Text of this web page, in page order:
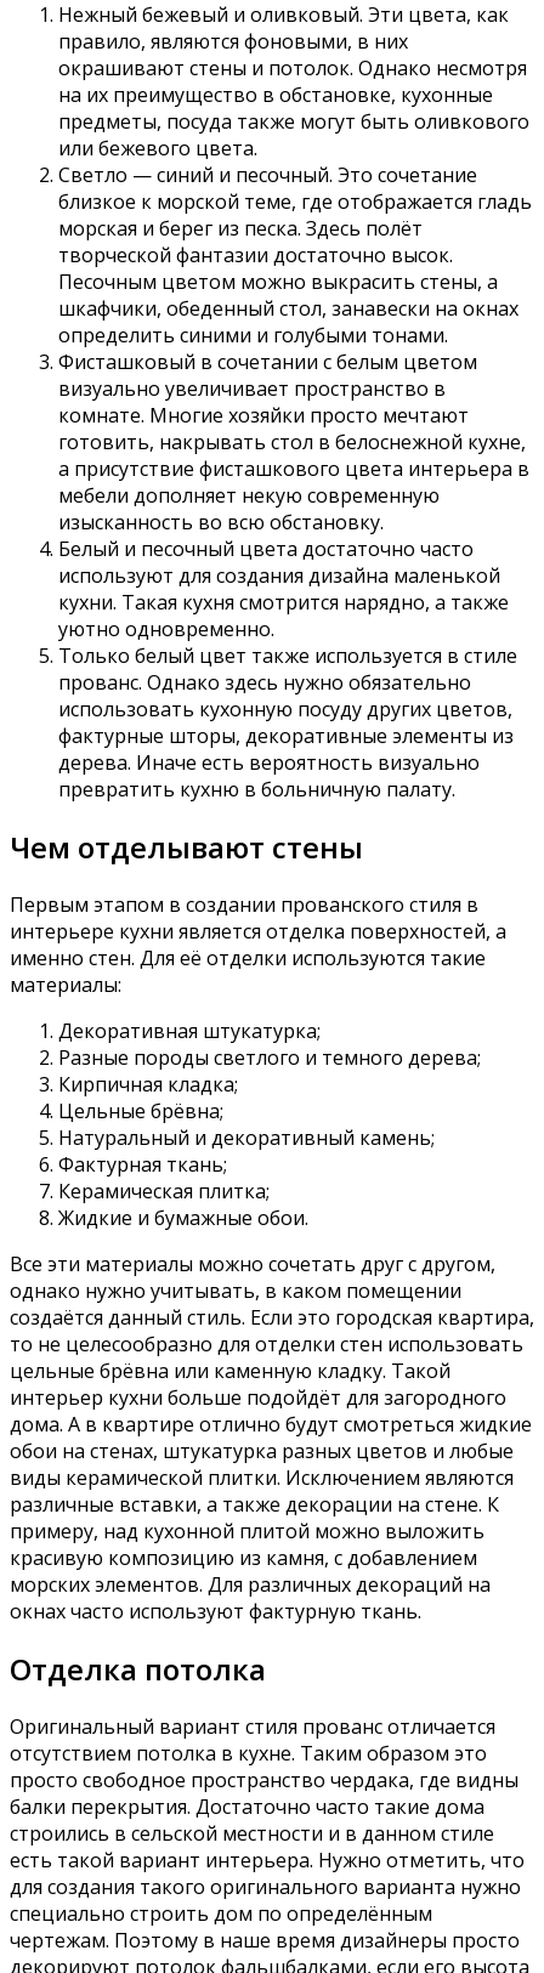
Нежный бежевый и оливковый. Эти цвета, как
правило, являются фоновыми, в них
окрашивают стены и потолок. Однако несмотря
на их преимущество в обстановке, кухонные
предметы, посуда также могут быть оливкового
или бежевого цвета.
Светло — синий и песочный. Это сочетание
близкое к морской теме, где отображается гладь
морская и берег из песка. Здесь полёт
творческой фантазии достаточно высок.
Песочным цветом можно выкрасить стены, а
шкафчики, обеденный стол, занавески на окнах
определить синими и голубыми тонами.
Фисташковый в сочетании с белым цветом
визуально увеличивает пространство в
комнате. Многие хозяйки просто мечтают
готовить, накрывать стол в белоснежной кухне,
а присутствие фисташкового цвета интерьера в
мебели дополняет некую современную
изысканность во всю обстановку.
Белый и песочный цвета достаточно часто
используют для создания дизайна маленькой
кухни. Такая кухня смотрится нарядно, а также
уютно одновременно.
Только белый цвет также используется в стиле
прованс. Однако здесь нужно обязательно
использовать кухонную посуду других цветов,
фактурные шторы, декоративные элементы из
дерева. Иначе есть вероятность визуально
превратить кухню в больничную палату.
Чем отделывают стены
Первым этапом в создании прованского стиля в
интерьере кухни является отделка поверхностей, а
именно стен. Для её отделки используются такие
материалы:
Декоративная штукатурка;
Разные породы светлого и темного дерева;
Кирпичная кладка;
Цельные брёвна;
Натуральный и декоративный камень;
Фактурная ткань;
Керамическая плитка;
Жидкие и бумажные обои.
Все эти материалы можно сочетать друг с другом,
однако нужно учитывать, в каком помещении
создаётся данный стиль. Если это городская квартира,
то не целесообразно для отделки стен использовать
цельные брёвна или каменную кладку. Такой
интерьер кухни больше подойдёт для загородного
дома. А в квартире отлично будут смотреться жидкие
обои на стенах, штукатурка разных цветов и любые
виды керамической плитки. Исключением являются
различные вставки, а также декорации на стене. К
примеру, над кухонной плитой можно выложить
красивую композицию из камня, с добавлением
морских элементов. Для различных декораций на
окнах часто используют фактурную ткань.
Отделка потолка
Оригинальный вариант стиля прованс отличается
отсутствием потолка в кухне. Таким образом это
просто свободное пространство чердака, где видны
балки перекрытия. Достаточно часто такие дома
строились в сельской местности и в данном стиле
есть такой вариант интерьера. Нужно отметить, что
для создания такого оригинального варианта нужно
специально строить дом по определённым
чертежам. Поэтому в наше время дизайнеры просто
декорируют потолок фальшбалками, если его высота